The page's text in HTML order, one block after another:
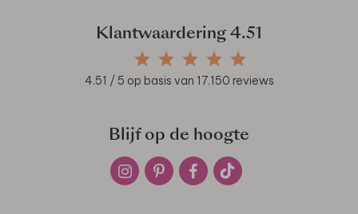
Klantwaardering 4.51
4.51 / 5 op basis van 17.150 reviews
Blijf op de hoogte